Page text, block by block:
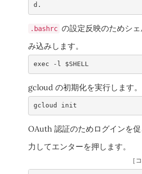
d.
.bashrc の設定反映のためシ
み込みします。
exec -l $SHELL
gcloud の初期化を実行します。
gcloud init
OAuth 認証のためログインを促
力してエンターを押します。
［